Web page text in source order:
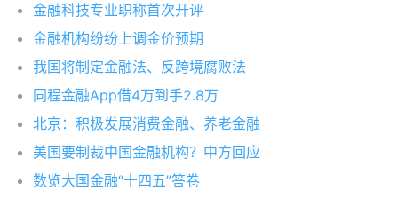
金融科技专业职称首次开评
金融机构纷纷上调金价预期
我国将制定金融法、反跨境腐败法
同程金融App借4万到手2.8万
北京：积极发展消费金融、养老金融
美国要制裁中国金融机构？中方回应
数览大国金融“十四五”答卷